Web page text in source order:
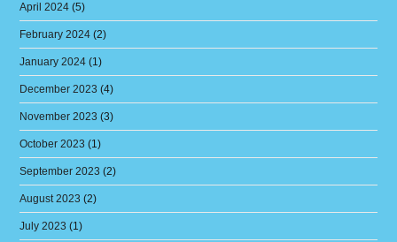
April 2024 (5)
February 2024 (2)
January 2024 (1)
December 2023 (4)
November 2023 (3)
October 2023 (1)
September 2023 (2)
August 2023 (2)
July 2023 (1)